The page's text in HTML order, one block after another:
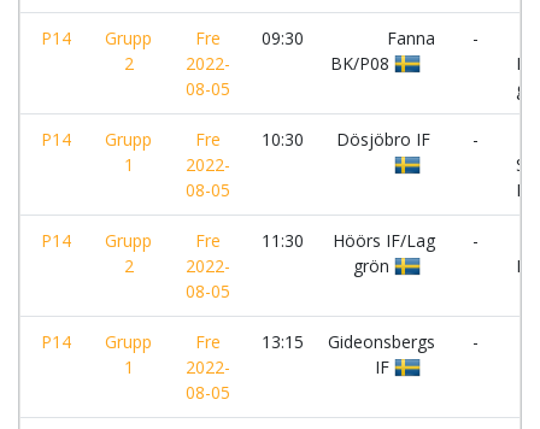
P14
Grupp
2
Fre
2022-
08-05
09:30
Fanna
BK/P08
-
P14
Grupp
1
Fre
2022-
08-05
10:30 Dösjöbro IF -
P14
Grupp
2
Fre
2022-
08-05
11:30
Höörs IF/Lag
grön
-
FC
P14
Grupp
1
Fre
2022-
08-05
13:15
Gideonsbergs
IF
-